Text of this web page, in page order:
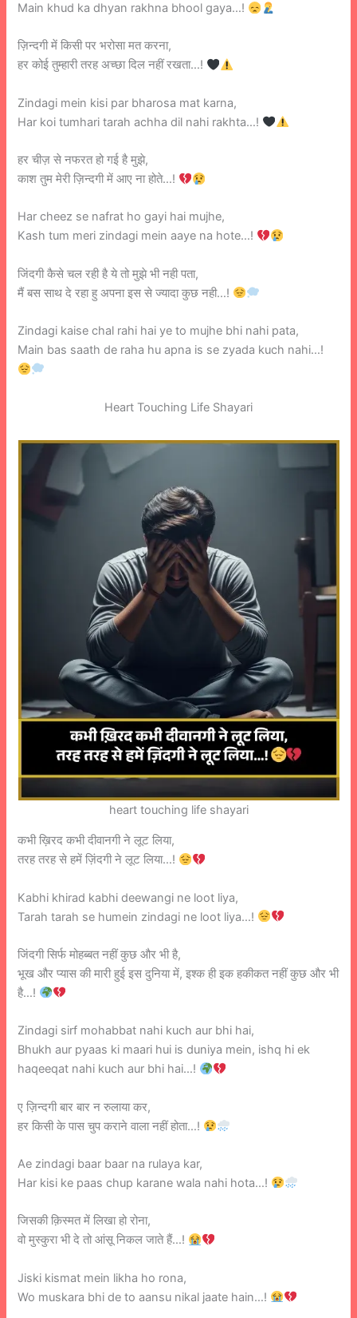
Main khud ka dhyan rakhna bhool gaya…!
ज़िन्दगी में किसी पर भरोसा मत करना,
हर कोई तुम्हारी तरह अच्छा दिल नहीं रखता…!
Zindagi mein kisi par bharosa mat karna,
Har koi tumhari tarah achha dil nahi rakhta…!
हर चीज़ से नफरत हो गई है मुझे,
काश तुम मेरी ज़िन्दगी में आए ना होते…!
Har cheez se nafrat ho gayi hai mujhe,
Kash tum meri zindagi mein aaye na hote…!
जिंदगी कैसे चल रही है ये तो मुझे भी नही पता,
मैं बस साथ दे रहा हु अपना इस से ज्यादा कुछ नही…!
Zindagi kaise chal rahi hai ye to mujhe bhi nahi pata,
Main bas saath de raha hu apna is se zyada kuch nahi…!
Heart Touching Life Shayari
heart touching life shayari
कभी ख़िरद कभी दीवानगी ने लूट लिया,
तरह तरह से हमें ज़िंदगी ने लूट लिया…!
Kabhi khirad kabhi deewangi ne loot liya,
Tarah tarah se humein zindagi ne loot liya…!
जिंदगी सिर्फ मोहब्बत नहीं कुछ और भी है,
भूख और प्यास की मारी हुई इस दुनिया में, इश्क ही इक हकीकत नहीं कुछ और भी
है…!
Zindagi sirf mohabbat nahi kuch aur bhi hai,
Bhukh aur pyaas ki maari hui is duniya mein, ishq hi ek
haqeeqat nahi kuch aur bhi hai…!
ए ज़िन्दगी बार बार न रुलाया कर,
हर किसी के पास चुप कराने वाला नहीं होता…!
Ae zindagi baar baar na rulaya kar,
Har kisi ke paas chup karane wala nahi hota…!
जिसकी क़िस्मत में लिखा हो रोना,
वो मुस्कुरा भी दे तो आंसू निकल जाते हैं…!
Jiski kismat mein likha ho rona,
Wo muskara bhi de to aansu nikal jaate hain…!